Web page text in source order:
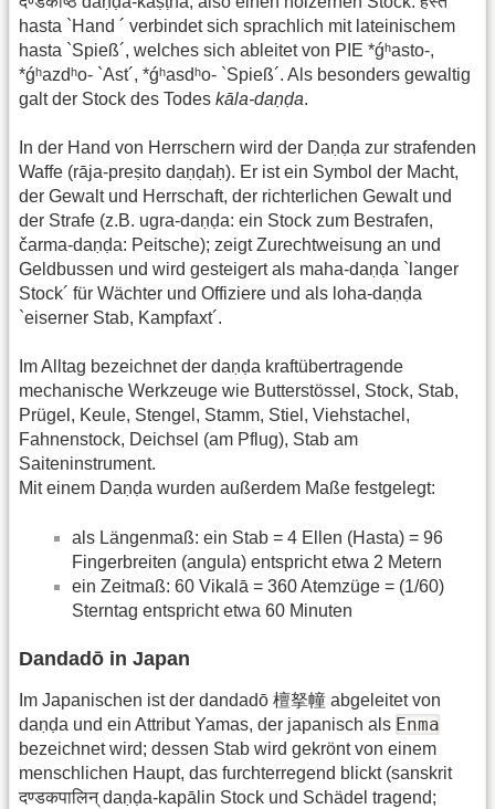
hasta `Hand ´ verbindet sich sprachlich mit lateinischem
hasta `Spieß´, welches sich ableitet von PIE *ǵʰasto-,
*ǵʰazdʰo- `Ast´, *ǵʰasdʰo- `Spieß´. Als besonders gewaltig
galt der Stock des Todes kāla-daṇḍa.
In der Hand von Herrschern wird der Daṇḍa zur strafenden
Waffe (rāja-preṣito daṇḍaḥ). Er ist ein Symbol der Macht,
der Gewalt und Herrschaft, der richterlichen Gewalt und
der Strafe (z.B. ugra-daṇḍa: ein Stock zum Bestrafen,
čarma-daṇḍa: Peitsche); zeigt Zurechtweisung an und
Geldbussen und wird gesteigert als maha-daṇḍa `langer
Stock´ für Wächter und Offiziere und als loha-daṇḍa
`eiserner Stab, Kampfaxt´.
Im Alltag bezeichnet der daṇḍa kraftübertragende
mechanische Werkzeuge wie Butterstössel, Stock, Stab,
Prügel, Keule, Stengel, Stamm, Stiel, Viehstachel,
Fahnenstock, Deichsel (am Pflug), Stab am
Saiteninstrument.
Mit einem Daṇḍa wurden außerdem Maße festgelegt:
als Längenmaß: ein Stab = 4 Ellen (Hasta) = 96
Fingerbreiten (angula) entspricht etwa 2 Metern
ein Zeitmaß: 60 Vikalā = 360 Atemzüge = (1/60)
Sterntag entspricht etwa 60 Minuten
Dandadō in Japan
Im Japanischen ist der dandadō 檀拏幢 abgeleitet von
daṇḍa und ein Attribut Yamas, der japanisch als Enma
bezeichnet wird; dessen Stab wird gekrönt von einem
menschlichen Haupt, das furchterregend blickt (sanskrit
दण्डकपालिन् daṇḍa-kapālin Stock und Schädel tragend;